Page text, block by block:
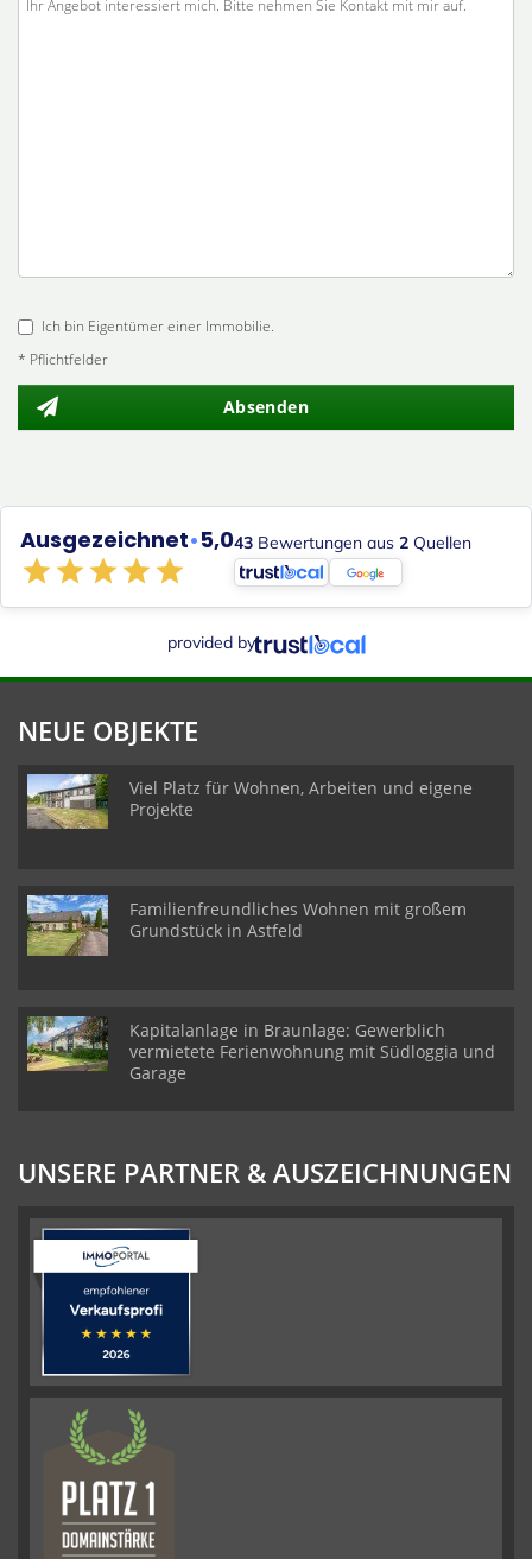
Ich bin Eigentümer einer Immobilie.
* Pflichtfelder
Absenden
Ausgezeichnet•5,043 Bewertungen aus 2 Quellen
provided by
NEUE OBJEKTE
Viel Platz für Wohnen, Arbeiten und eigene
Projekte
Familienfreundliches Wohnen mit großem
Grundstück in Astfeld
Kapitalanlage in Braunlage: Gewerblich
vermietete Ferienwohnung mit Südloggia und
Garage
UNSERE PARTNER & AUSZEICHNUNGEN